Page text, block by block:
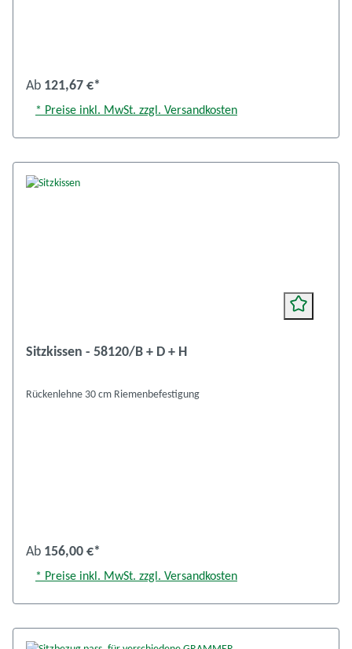
Ab 121,67 €*
* Preise inkl. MwSt. zzgl. Versandkosten
Sitzkissen - 58120/B + D + H
Rückenlehne 30 cm Riemenbefestigung
Ab 156,00 €*
* Preise inkl. MwSt. zzgl. Versandkosten